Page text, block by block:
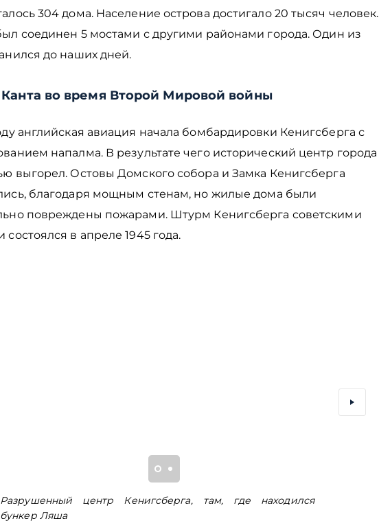
304 дома. Население острова достигало 20 тысяч человек.
соединен 5 мостами с другими районами города. Один из
до наших дней.
во время Второй Мировой войны
английская авиация начала бомбардировки Кенигсберга с
напалма. В результате чего исторический центр города
выгорел. Остовы Домского собора и Замка Кенигсберга
благодаря мощным стенам, но жилые дома были
повреждены пожарами. Штурм Кенигсберга советскими
состоялся в апреле 1945 года.
Разрушенный центр Кенигсберга, там, где находился
бункер Ляша